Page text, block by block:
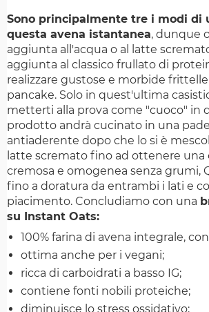
Sono principalmente tre i modi di
questa avena istantanea, dunque
aggiunta all'acqua o al latte
aggiunta al classico frullato di
realizzare gustose e morbide
pancake. Solo in quest'ultima
metterti alla prova come "cuoco" in
prodotto andrà cucinato in una
antiaderente dopo che lo si è
latte scremato fino ad ottenere una
cremosa e omogenea senza grumi,
fino a doratura da entrambi i lati e
piacimento. Concludiamo con una
su Instant Oats:
100% farina di avena integrale,
ottima anche per i vegani;
ricca di carboidrati a basso IG;
contiene fonti nobili proteiche;
diminuisce lo stress ossidativo;